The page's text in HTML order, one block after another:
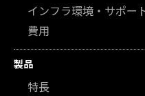
インフラ環境・サポー
費用
製品
特長